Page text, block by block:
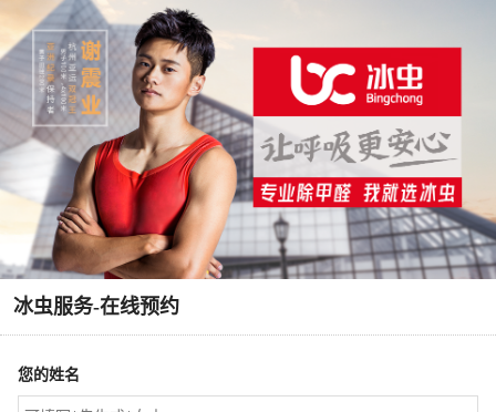
冰虫服务-在线预约
您的姓名